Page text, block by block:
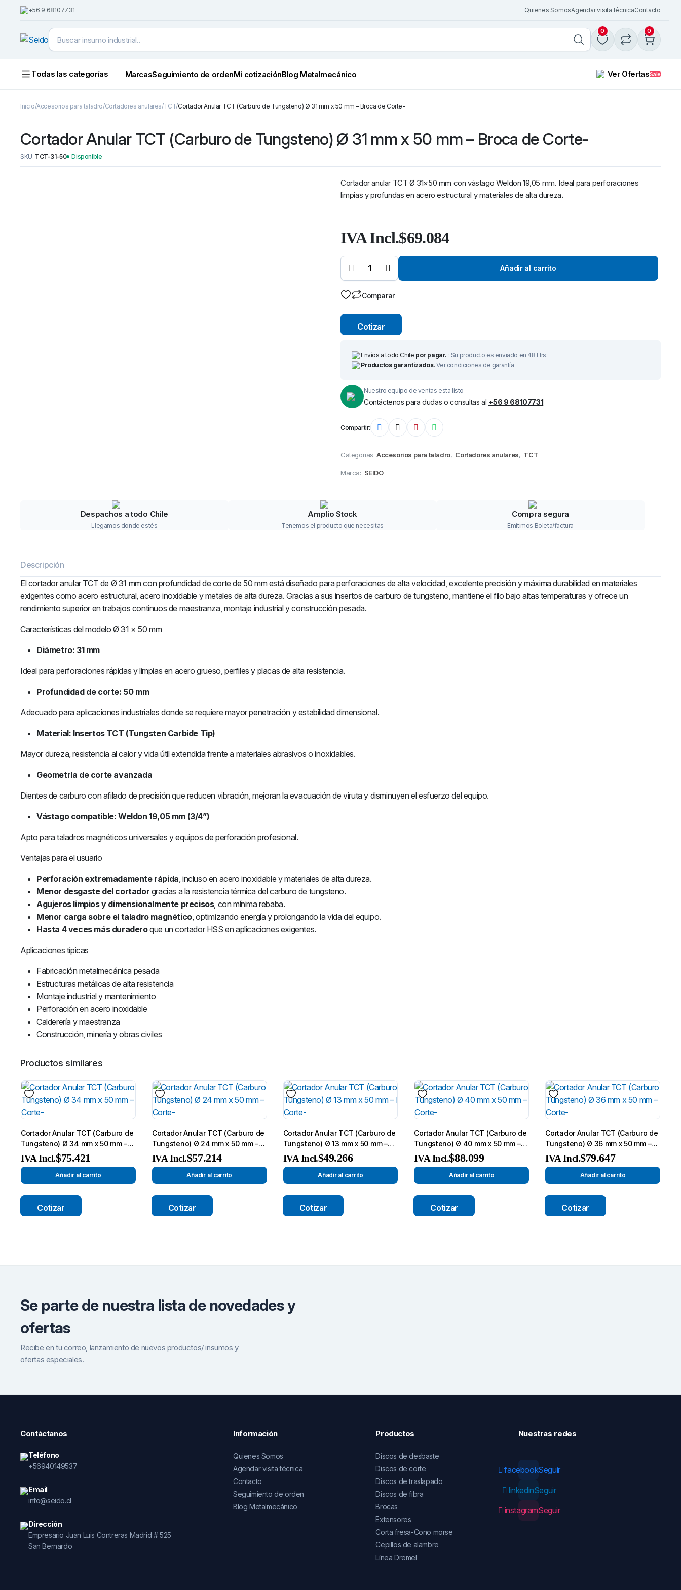
+56 9 68107731 Quienes SomosAgendar visita técnicaContacto
0 0
Todas las categorías MarcasSeguimiento de ordenMi cotizaciónBlog Metalmecánico Ver OfertasSale
Añadir al carrito
Inicio Accesorios para taladro Cortadores anulares TCT Cortador Anular TCT (Carburo de Tungsteno) Ø 31 mm x 50 mm – Broca de Corte-
Cortador Anular TCT (Carburo de Tungsteno) Ø 31 mm x 50 mm – Broca de Corte-
SKU: TCT-31-50 Disponible
Cortador anular TCT Ø 31×50 mm con vástago Weldon 19,05 mm. Ideal para perforaciones
limpias y profundas en acero estructural y materiales de alta dureza.
$69.084
IVA Incl.
Cortador
Anular TCT
de
Tungsteno)
Ø 31 mm x
50 mm –
Corte-
quantity
Añadir al carrito
Comparar
Cotizar
Envíos a todo Chile por pagar. : Su producto es enviado en 48 Hrs.
Productos garantizados. Ver condiciones de garantía
Nuestro equipo de ventas esta listo
Contáctenos para dudas o consultas al +56 9 68107731
Compartir:
Categorias Accesorios para taladro, Cortadores anulares, TCT
Marca: SEIDO
Despachos a todo Chile
Llegamos donde estés
Amplio Stock
Tenemos el producto que necesitas
Compra segura
Emitimos Boleta/factura
Descripción
El cortador anular TCT de Ø 31 mm con profundidad de corte de 50 mm está diseñado para perforaciones de alta velocidad, excelente precisión y máxima durabilidad en materiales
exigentes como acero estructural, acero inoxidable y metales de alta dureza. Gracias a sus insertos de carburo de tungsteno, mantiene el filo bajo altas temperaturas y ofrece un
rendimiento superior en trabajos continuos de maestranza, montaje industrial y construcción pesada.
Características del modelo Ø 31 × 50 mm
Diámetro: 31 mm
Ideal para perforaciones rápidas y limpias en acero grueso, perfiles y placas de alta resistencia.
Profundidad de corte: 50 mm
Adecuado para aplicaciones industriales donde se requiere mayor penetración y estabilidad dimensional.
Material: Insertos TCT (Tungsten Carbide Tip)
Mayor dureza, resistencia al calor y vida útil extendida frente a materiales abrasivos o inoxidables.
Geometría de corte avanzada
Dientes de carburo con afilado de precisión que reducen vibración, mejoran la evacuación de viruta y disminuyen el esfuerzo del equipo.
Vástago compatible: Weldon 19,05 mm (3/4”)
Apto para taladros magnéticos universales y equipos de perforación profesional.
Ventajas para el usuario
Perforación extremadamente rápida, incluso en acero inoxidable y materiales de alta dureza.
Menor desgaste del cortador gracias a la resistencia térmica del carburo de tungsteno.
Agujeros limpios y dimensionalmente precisos, con mínima rebaba.
Menor carga sobre el taladro magnético, optimizando energía y prolongando la vida del equipo.
Hasta 4 veces más duraderoque un cortador HSS en aplicaciones exigentes.
Aplicaciones típicas
Fabricación metalmecánica pesada
Estructuras metálicas de alta resistencia
Montaje industrial y mantenimiento
Perforación en acero inoxidable
Calderería y maestranza
Construcción, minería y obras civiles
Productos similares
Cortador Anular TCT (Carburo de
Tungsteno) Ø 34 mm x 50 mm –
Broca de Corte-
$75.421
IVA Incl.
Añadir al carrito
Cotizar
Cortador Anular TCT (Carburo de
Tungsteno) Ø 24 mm x 50 mm –
Broca de Corte-
$57.214
IVA Incl.
Añadir al carrito
Cotizar
Cortador Anular TCT (Carburo de
Tungsteno) Ø 13 mm x 50 mm –
Broca de Corte-
$49.266
IVA Incl.
Añadir al carrito
Cotizar
Cortador Anular TCT (Carburo de
Tungsteno) Ø 40 mm x 50 mm –
Broca de Corte-
$88.099
IVA Incl.
Añadir al carrito
Cotizar
Cortador Anular TCT (Carburo de
Tungsteno) Ø 36 mm x 50 mm –
Broca de Corte-
$79.647
IVA Incl.
Añadir al carrito
Cotizar
Se parte de nuestra lista de novedades y
ofertas
Recibe en tu correo, lanzamiento de nuevos productos/ insumos y
ofertas especiales.
Contáctanos
Teléfono
+56940149537
Email
info@seido.cl
Dirección
Empresario Juan Luis Contreras Madrid # 525
San Bernardo
Información
Quienes Somos
Agendar visita técnica
Contacto
Seguimiento de orden
Blog Metalmecánico
Productos
Discos de desbaste
Discos de corte
Discos de traslapado
Discos de fibra
Brocas
Extensores
Corta fresa-Cono morse
Cepillos de alambre
Línea Dremel
Nuestras redes
facebookSeguir
linkedinSeguir
instagramSeguir